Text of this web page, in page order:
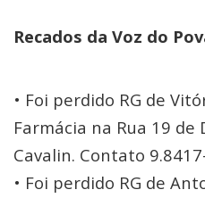
Recados da Voz do
• Foi perdido RG de
Farmácia na Rua 19
Cavalin. Contato
• Foi perdido RG de